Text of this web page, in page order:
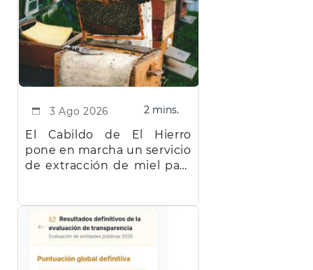
3 Ago 2026 2 mins.
El Cabildo de El Hierro
pone en marcha un servicio
de extracción de miel para